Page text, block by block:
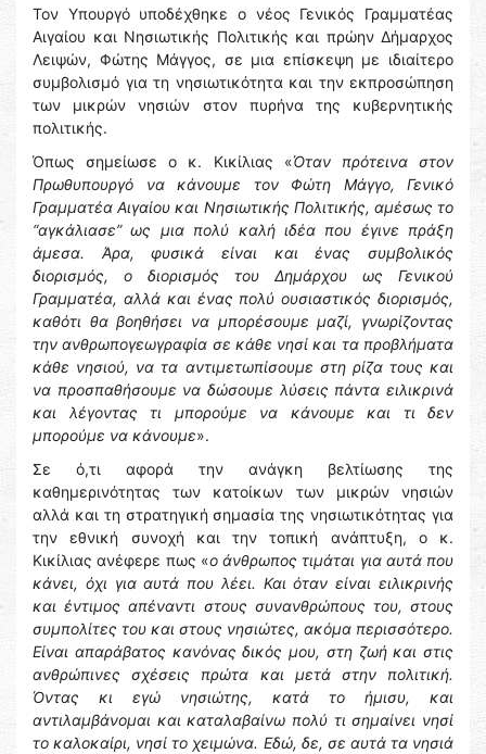
Τον Υπουργό υποδέχθηκε ο νέος Γενικός Γραμματέας
Αιγαίου και Νησιωτικής Πολιτικής και πρώην Δήμαρχος
Λειψών, Φώτης Μάγγος, σε μια επίσκεψη με ιδιαίτερο
συμβολισμό για τη νησιωτικότητα και την εκπροσώπηση
των μικρών νησιών στον πυρήνα της κυβερνητικής
πολιτικής.
Όπως σημείωσε ο κ. Κικίλιας «Όταν πρότεινα στον
Πρωθυπουργό να κάνουμε τον Φώτη Μάγγο, Γενικό
Γραμματέα Αιγαίου και Νησιωτικής Πολιτικής, αμέσως το
“αγκάλιασε” ως μια πολύ καλή ιδέα που έγινε πράξη
άμεσα. Άρα, φυσικά είναι και ένας συμβολικός
διορισμός, ο διορισμός του Δημάρχου ως Γενικού
Γραμματέα, αλλά και ένας πολύ ουσιαστικός διορισμός,
καθότι θα βοηθήσει να μπορέσουμε μαζί, γνωρίζοντας
την ανθρωπογεωγραφία σε κάθε νησί και τα προβλήματα
κάθε νησιού, να τα αντιμετωπίσουμε στη ρίζα τους και
να προσπαθήσουμε να δώσουμε λύσεις πάντα ειλικρινά
και λέγοντας τι μπορούμε να κάνουμε και τι δεν
μπορούμε να κάνουμε».
Σε ό,τι αφορά την ανάγκη βελτίωσης της
καθημερινότητας των κατοίκων των μικρών νησιών
αλλά και τη στρατηγική σημασία της νησιωτικότητας για
την εθνική συνοχή και την τοπική ανάπτυξη, ο κ.
Κικίλιας ανέφερε πως «ο άνθρωπος τιμάται για αυτά που
κάνει, όχι για αυτά που λέει. Και όταν είναι ειλικρινής
και έντιμος απέναντι στους συνανθρώπους του, στους
συμπολίτες του και στους νησιώτες, ακόμα περισσότερο.
Είναι απαράβατος κανόνας δικός μου, στη ζωή και στις
ανθρώπινες σχέσεις πρώτα και μετά στην πολιτική.
Όντας κι εγώ νησιώτης, κατά το ήμισυ, και
αντιλαμβάνομαι και καταλαβαίνω πολύ τι σημαίνει νησί
το καλοκαίρι, νησί το χειμώνα. Εδώ, δε, σε αυτά τα νησιά